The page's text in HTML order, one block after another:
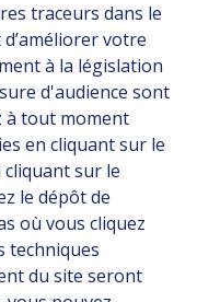
traceurs dans le
votre
à la législation
d'audience sont
à tout moment
en cliquant sur le
cliquant sur le
le dépôt de
où vous cliquez
techniques
du site seront